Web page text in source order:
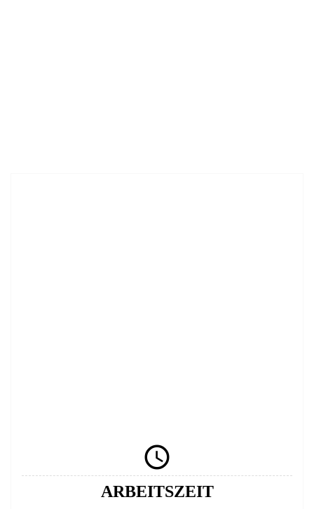

ARBEITSZEIT